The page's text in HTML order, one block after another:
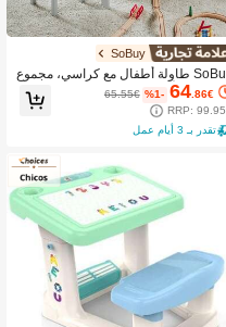
SoBuy
SoBuy طاولة أطفال مع كراسي، مجموع
جلوس للأطفال للاستخدام الداخلي، طق
طاولة وكراسي للأطفال، طاولة رسم ل
لأطفال، مجموعة جلوس، رمادي فاتح
64.86€
%1-
65.55€
RRP:
تقدر بـ 3 أيام عمل